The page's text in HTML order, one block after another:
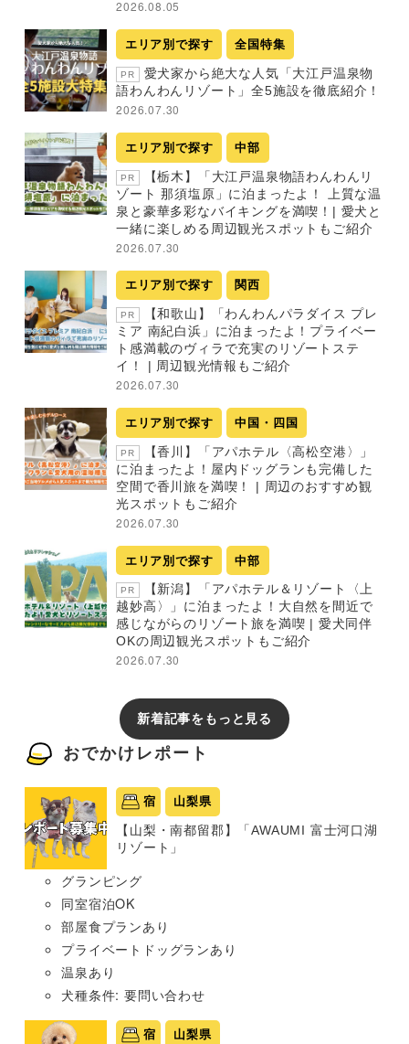
2026.08.05
エリア別で探す 全国特集
PR
愛犬家から絶大な人気「大江戸温泉物
語わんわんリゾート」全5施設を徹底紹介！
2026.07.30
エリア別で探す 中部
PR
【栃木】「大江戸温泉物語わんわんリ
ゾート 那須塩原」に泊まったよ！ 上質な温
泉と豪華多彩なバイキングを満喫！| 愛犬と
一緒に楽しめる周辺観光スポットもご紹介
2026.07.30
エリア別で探す 関西
PR
【和歌山】「わんわんパラダイス プレ
ミア 南紀白浜」に泊まったよ！プライベー
ト感満載のヴィラで充実のリゾートステ
イ！ | 周辺観光情報もご紹介
2026.07.30
エリア別で探す 中国・四国
PR
【香川】「アパホテル〈高松空港〉」
に泊まったよ！屋内ドッグランも完備した
空間で香川旅を満喫！ | 周辺のおすすめ観
光スポットもご紹介
2026.07.30
エリア別で探す 中部
PR
【新潟】「アパホテル＆リゾート〈上
越妙高〉」に泊まったよ！大自然を間近で
感じながらのリゾート旅を満喫 | 愛犬同伴
OKの周辺観光スポットもご紹介
2026.07.30
新着記事をもっと見る
おでかけレポート
宿 山梨県
【山梨・南都留郡】「AWAUMI 富士河口湖
リゾート」
グランピング
同室宿泊OK
部屋食プランあり
プライベートドッグランあり
温泉あり
犬種条件: 要問い合わせ
宿 山梨県